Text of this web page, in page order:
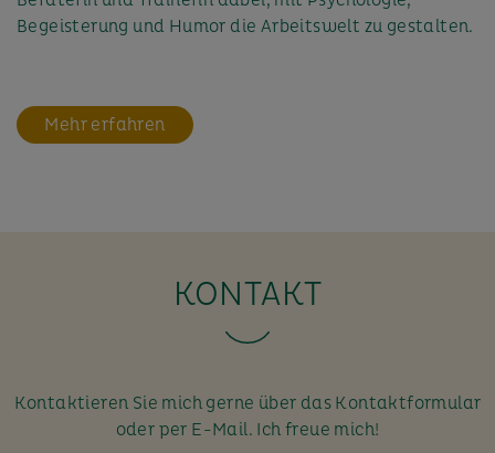
Begeisterung und Humor die Arbeitswelt zu gestalten.
Mehr erfahren
KONTAKT
Kontaktieren Sie mich gerne über das Kontaktformular
oder per E-Mail. Ich freue mich!